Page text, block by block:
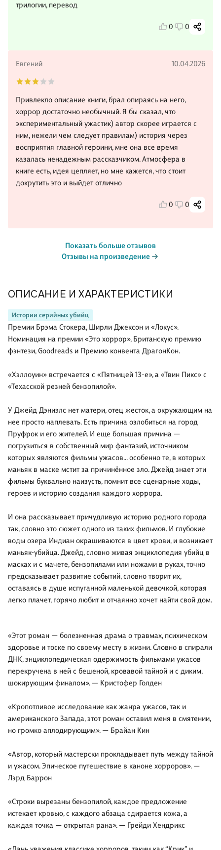
ОПИСАНИЕ И ХАРАКТЕРИСТИКИ
Истории серийных убийц
Премии Брэма Стокера, Ширли Джексон и «Локус».
Номинация на премии «Это хоррор», Британскую премию
фэнтези, Goodreads и Премию конвента ДрагонКон.
«Хэллоуин» встречается с «Пятницей 13-е», а «Твин Пикс» с
«Техасской резней бензопилой».
У Джейд Дэниэлс нет матери, отец жесток, а окружающим на
нее просто наплевать. Есть причина озлобиться на город
Пруфрок и его жителей. И еще большая причина —
погрузиться в собственный мир фантазий, источником
которых являются фильмы ужасов… особенно те, в которых
маньяк в маске мстит за причинённое зло. Джейд знает эти
фильмы буквально наизусть, помнит все сценарные ходы,
героев и историю создания каждого хоррора.
И она рассказывает причудливую историю родного города
так, словно это сюжет одного из таких фильмов. И глубокие
воды озера Индиан окрашиваются в цвет крови, и возникает
маньяк-убийца. Джейд, словно живая энциклопедия убийц в
масках и с мачете, бензопилами или ножами в руках, точно
предсказывает развитие событий, словно творит их,
оставаясь в душе испуганной маленькой девочкой, которая
легко плачет, горячо любит и отчаянно хочет найти свой дом.
«Этот роман — болезненная драма о травмах, психическом
здоровье и тоске по своему месту в жизни. Словно в спирали
ДНК, энциклопедическая одержимость фильмами ужасов
перекручена в ней с бешеной, кровавой тайной и с диким,
шокирующим финалом». — Кристофер Голден
«Кропотливое исследование как жанра ужасов, так и
американского Запада, этот роман оставил меня в смятении,
но громко аплодирующим». — Брайан Кин
«Автор, который мастерски прокладывает путь между тайной
и ужасом. Эпическое путешествие в каноне хорроров». —
Лэрд Баррон
«Строки вырезаны бензопилой, каждое предложение
истекает кровью, с каждого абзаца сдирается кожа, а
каждая точка — открытая рана». — Грейди Хендрикс
трилогии, перевод
0 0
Евгений 10.04.2026
Привлекло описание книги, брал опираясь на него,
хоррор достаточно необычный. Я бы сказал, что
экспериментальный ужастик) автор скорее играется с
ним, нежели чем следует правилам) история через
восприятия главной героини, мне она все время
казалась ненадежным рассказчиком. Атмосфера в
книге есть, идея цепляет, но мне кажется, что стоит
докрутить это и выйдет отлично
0 0
Показать больше отзывов
Отзывы на произведение